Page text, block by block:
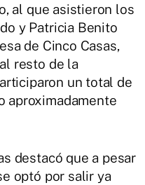
al que asistieron los
y Patricia Benito
de Cinco Casas,
resto de la
un total de
aproximadamente
destacó que a pesar
optó por salir ya